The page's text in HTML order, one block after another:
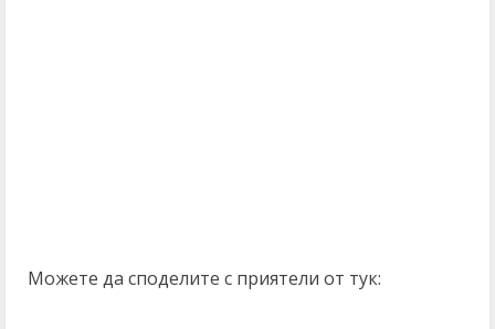
Можете да споделите с приятели от тук: